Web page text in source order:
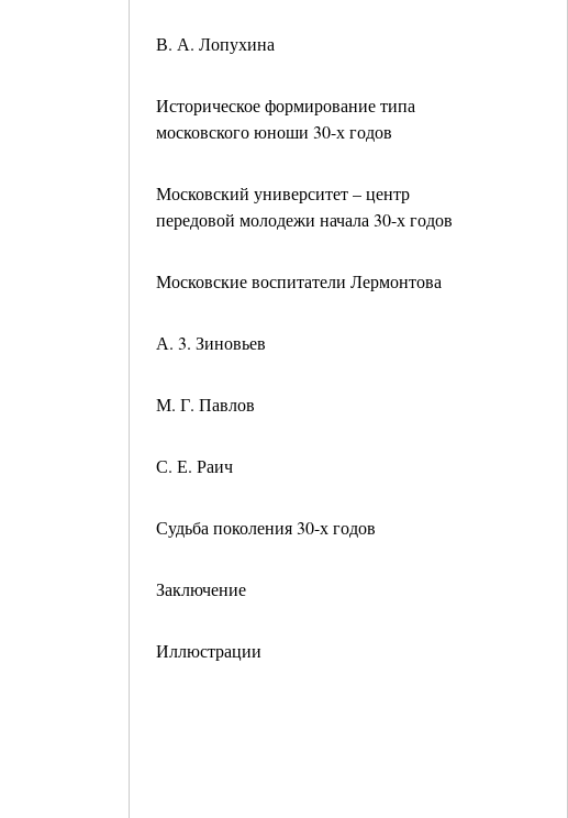
В. А. Лопухина
Историческое формирование типа
московского юноши 30-х годов
Московский университет – центр
передовой молодежи начала 30-х годов
Московские воспитатели Лермонтова
А. 3. Зиновьев
М. Г. Павлов
С. Е. Раич
Судьба поколения 30-х годов
Заключение
Иллюстрации